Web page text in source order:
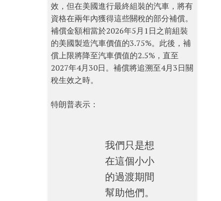
效，但在美國進行最終組裝的汽車，將有
資格在兩年內獲得這些關稅的部分補償。
補償金額相當於2026年5月1日之前組裝
的美國製造汽車價值的3.75%。此後，補
償上限將降至汽車價值的2.5%，直至
2027年4月30日。補償將追溯至4月3日關
稅生效之時。
特朗普表示：
我們只是想
在這個小小
的過渡期間
幫助他們。